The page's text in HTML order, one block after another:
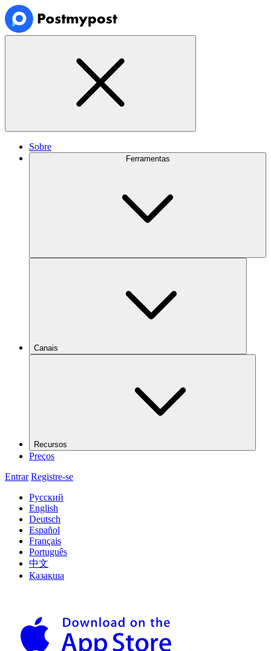
Sobre
Ferramentas
Canais
Recursos
Preços
Entrar Registre-se
Русский
English
Deutsch
Español
Français
Português
中文
Қазақша